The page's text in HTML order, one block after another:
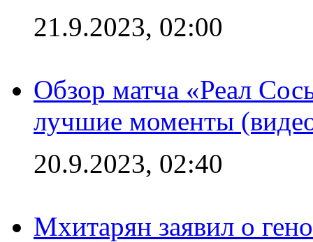
21.9.2023, 02:00
Обзор матча «Реал
лучшие моменты
20.9.2023, 02:40
Мхитарян заявил о